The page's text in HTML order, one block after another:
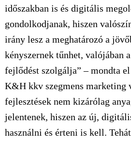
időszakban is és digitális
gondolkodjanak, hiszen
irány lesz a meghatározó a
kényszernek tűnhet, valójában
fejlődést szolgálja” – mondta
K&H kkv szegmens marketing
fejlesztések nem kizárólag
jelentenek, hiszen az új,
használni és érteni is kell.